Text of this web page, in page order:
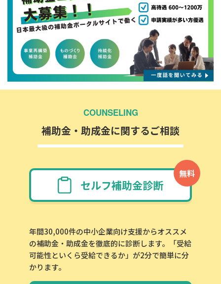
COUNSELING
補助金・助成金に関するご相談
無料
セルフ補助金診断
年間30,000件の中小企業向け支援からオススメ
の補助金・助成金を徹底的に診断します。「受給
可能性といくら受給できるか」が2分で簡単に分
かります。